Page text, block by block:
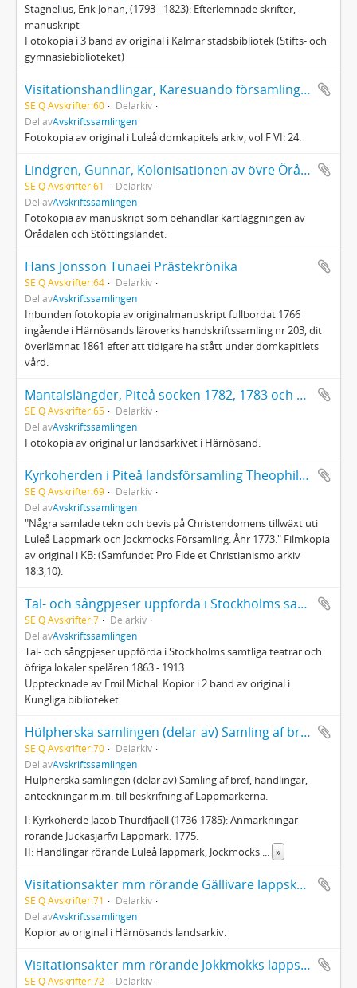
Stagnelius, Erik Johan, (1793 - 1823): Efterlemnade skrifter,
manuskript
Fotokopia i 3 band av original i Kalmar stadsbibliotek (Stifts- och
gymnasiebiblioteket)
Visitationshandlingar, Karesuando församling, 1905
SE Q Avskrifter:60
Delarkiv
Del avAvskriftssamlingen
Fotokopia av original i Luleå domkapitels arkiv, vol F VI: 24.
Lindgren, Gunnar, Kolonisationen av övre Örådalen
SE Q Avskrifter:61
Delarkiv
Del avAvskriftssamlingen
Fotokopia av manuskript som behandlar kartläggningen av
Örådalen och Stöttingslandet.
Hans Jonsson Tunaei Prästekrönika
SE Q Avskrifter:64
Delarkiv
Del avAvskriftssamlingen
Inbunden fotokopia av originalmanuskript fullbordat 1766
ingående i Härnösands läroverks handskriftssamling nr 203, dit
överlämnat 1861 efter att tidigare ha stått under domkapitlets
vård.
Mantalslängder, Piteå socken 1782, 1783 och Piteå stad 1812
SE Q Avskrifter:65
Delarkiv
Del avAvskriftssamlingen
Fotokopia av original ur landsarkivet i Härnösand.
Kyrkoherden i Piteå landsförsamling Theophilus Ol Gran (1723-1797): Några samlade tekn..
SE Q Avskrifter:69
Delarkiv
Del avAvskriftssamlingen
"Några samlade tekn och bevis på Christendomens tillwäxt uti
Luleå Lappmark och Jockmocks Församling. Åhr 1773." Filmkopia
av original i KB: (Samfundet Pro Fide et Christianismo arkiv
18:3,10).
Tal- och sångpjeser uppförda i Stockholms samtliga teatrar och öfriga lokaler spelåren 1863 - 1913
SE Q Avskrifter:7
Delarkiv
Del avAvskriftssamlingen
Tal- och sångpjeser uppförda i Stockholms samtliga teatrar och
öfriga lokaler spelåren 1863 - 1913
Upptecknade av Emil Michal. Kopior i 2 band av original i
Kungliga biblioteket
Hülpherska samlingen (delar av) Samling af bref, handlingar, anteckningar m.m.
SE Q Avskrifter:70
Delarkiv
Del avAvskriftssamlingen
Hülpherska samlingen (delar av) Samling af bref, handlingar,
anteckningar m.m. till beskrifning af Lappmarkerna.
I: Kyrkoherde Jacob Thurdfjaell (1736-1785): Anmärkningar
rörande Juckasjärfvi Lappmark. 1775.
II: Handlingar rörande Luleå lappmark, Jockmocks ... »
Visitationsakter mm rörande Gällivare lappskola (1757-1879)
SE Q Avskrifter:71
Delarkiv
Del avAvskriftssamlingen
Kopior av original i Härnösands landsarkiv.
Visitationsakter mm rörande Jokkmokks lappskola (1750-1873)
SE Q Avskrifter:72
Delarkiv